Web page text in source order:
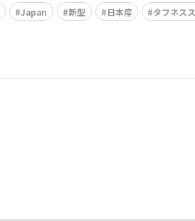
Japan 新型 日本産 タフネス